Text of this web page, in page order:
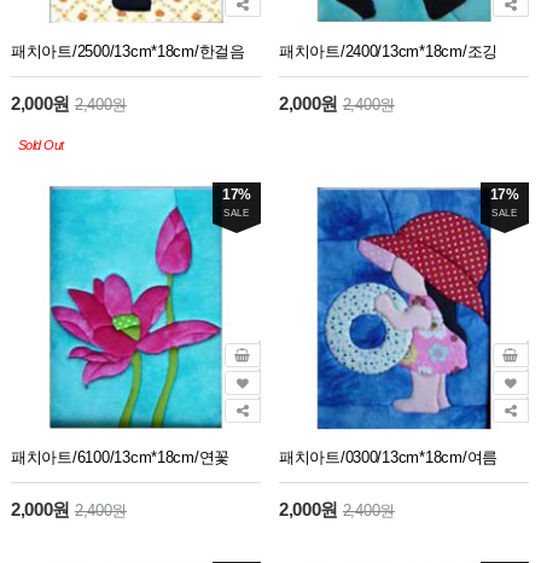
패치아트/2500/13cm*18cm/한걸음
2,000원 2,400원
Sold Out
패치아트/2400/13cm*18cm/조깅
2,000원2,400원
17%
SALE
패치아트/6100/13cm*18cm/연꽃
2,000원 2,400원
17%
SALE
패치아트/0300/13cm*18cm/여름
2,000원2,400원